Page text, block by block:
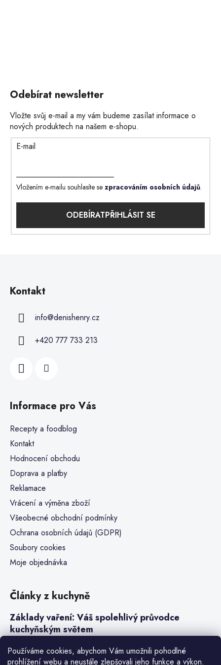
Používáme cookies, abychom Vám umožnili pohodlné
prohlížení webu a neustále zlepšovali jeho funkce a výkon.
Odebírat newsletter
Vložte svůj e-mail a my vám budeme zasílat informace o
nových produktech na našem e-shopu.
E-mail
Vložením e-mailu souhlasíte se zpracováním osobních údajů.
PŘIHLÁSIT SE
Kontakt
info@denishenry.cz
+420 777 733 213
Informace pro Vás
Recepty a foodblog
Kontakt
Hodnocení obchodu
Doprava a platby
Reklamace
Vrácení a výměna zboží
Všeobecné obchodní podmínky
Ochrana osobních údajů (GDPR)
Soubory cookies
Moje objednávka
Články z kuchyně
Základy vaření: Váš spolehlivý průvodce
kuchyňským světem
Steaky a sous-vide vaření